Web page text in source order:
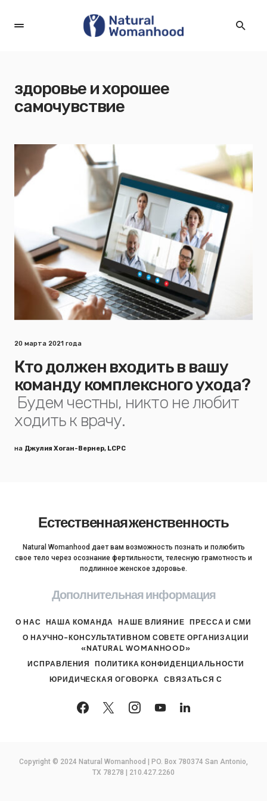
здоровье и хорошее
самочувствие
20 марта 2021 года
Кто должен входить в вашу
команду комплексного ухода?
Будем честны, никто не любит
ходить к врачу.
на Джулия Хоган-Вернер, LCPC
Естественная женственность
Natural Womanhood дает вам возможность познать и полюбить
свое тело через осознание фертильности, телесную грамотность и
подлинное женское здоровье.
Дополнительная информация
О НАС НАША КОМАНДА НАШЕ ВЛИЯНИЕ
ПРЕССА И СМИ
О НАУЧНО-КОНСУЛЬТАТИВНОМ СОВЕТЕ ОРГАНИЗАЦИИ
«NATURAL WOMANHOOD»
ИСПРАВЛЕНИЯ
ПОЛИТИКА КОНФИДЕНЦИАЛЬНОСТИ
ЮРИДИЧЕСКАЯ ОГОВОРКА
СВЯЗАТЬСЯ С
Copyright © 2024 Natural Womanhood | PO. Box 780374 San Antonio,
TX 78278 | 210.427.2260